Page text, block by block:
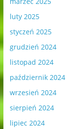
luty 2025
styczeń 2025
grudzień 2024
listopad 2024
październik 2024
wrzesień 2024
sierpień 2024
lipiec 2024